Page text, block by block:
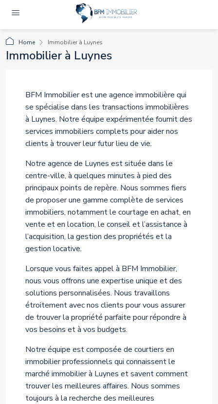
Home Immobilier à Luynes
Immobilier à Luynes
BFM Immobilier est une agence immobilière qui
se spécialise dans les transactions immobilières
à Luynes. Notre équipe expérimentée fournit des
services immobiliers complets pour aider nos
clients à trouver leur futur lieu de vie.
Notre agence de Luynes est située dans le
centre-ville, à quelques minutes à pied des
principaux points de repère. Nous sommes fiers
de proposer une gamme complète de services
immobiliers, notamment le courtage en achat, en
vente et en location, le conseil et l’assistance à
l’acquisition, la gestion des propriétés et la
gestion locative.
Lorsque vous faites appel à BFM Immobilier,
nous vous offrons une expertise unique et des
solutions personnalisées. Nous travaillons
étroitement avec nos clients pour vous assurer
de trouver la propriété parfaite pour répondre à
vos besoins et à vos budgets.
Notre équipe est composée de courtiers en
immobilier professionnels qui connaissent le
marché immobilier à Luynes et savent comment
trouver les meilleures affaires. Nous sommes
toujours à la recherche des meilleures